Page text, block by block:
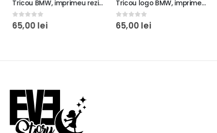
Tricou BMW, imprimeu rezistent la spălări, bumbac 100%, Regular Fit, culoare alb/negru #3
0out of 5
65,00lei
Tricou logo BMW, imprimeu rezistent la spălări, bumbac 100%, Regular Fit, culoare alb/negru #2
0out of 5
65,00 lei